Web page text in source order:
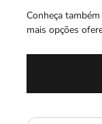
Conheça também
mais opções